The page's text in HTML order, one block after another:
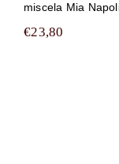
miscela Mia
€23,80